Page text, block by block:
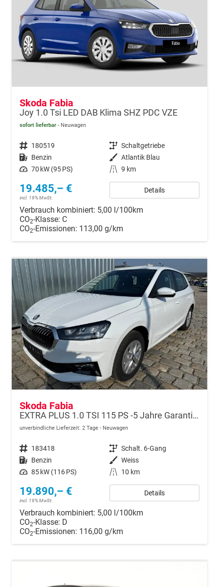
Skoda Fabia
Joy 1.0 Tsi LED DAB Klima SHZ PDC VZE
sofort lieferbar Neuwagen
Fahrzeugnr. 180519 Getriebe Schaltgetriebe
Kraftstoff Benzin Außenfarbe Atlantik Blau
Leistung 70 kW (95 PS) Kilometerstand 9 km
19.485,– €
incl. 19% MwSt.
Details
Verbrauch kombiniert: 5,00 l/100km
CO2-Klasse: C
CO2-Emissionen: 113,00 g/km
Skoda Fabia
EXTRA PLUS 1.0 TSI 115 PS -5 Jahre Garantie-Smartlink-DAB-Bluetooth-LM Felgen-PDC-Kamera-SHZ-LED-Tempomat-Preishammer-Sofort
unverbindliche Lieferzeit: 2 Tage Neuwagen
Fahrzeugnr. 183418 Getriebe Schalt. 6-Gang
Kraftstoff Benzin Außenfarbe Weiss
Leistung 85 kW (116 PS) Kilometerstand 10 km
19.890,– €
incl. 19% MwSt.
Details
Verbrauch kombiniert: 5,00 l/100km
CO2-Klasse: D
CO2-Emissionen: 116,00 g/km